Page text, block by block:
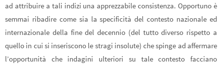
ad attribuire a tali indizi una apprezzabile consistenza. Opportuno è
semmai ribadire come sia la specificità del contesto nazionale ed
internazionale della fine del decennio (del tutto diverso rispetto a
quello in cui si inseriscono le stragi insolute) che spinge ad affermare
l’opportunità che indagini ulteriori su tale contesto facciano